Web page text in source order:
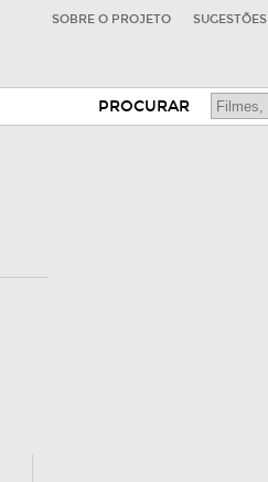
SOBRE O PROJETO SUGESTÕES
PROCURAR